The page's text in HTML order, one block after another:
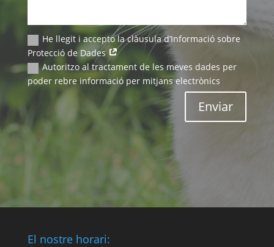
He llegit i accepto la clàusula d’Informació sobre
Protecció de Dades
Autoritzo al tractament de les meves dades per
poder rebre informació per mitjans electrònics
Enviar
El nostre horari: